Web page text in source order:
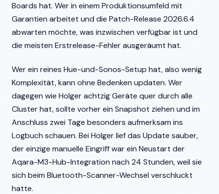
Boards hat. Wer in einem Produktionsumfeld mit
Garantien arbeitet und die Patch-Release 2026.6.4
abwarten möchte, was inzwischen verfügbar ist und
die meisten Erstrelease-Fehler ausgeräumt hat.
Wer ein reines Hue-und-Sonos-Setup hat, also wenig
Komplexität, kann ohne Bedenken updaten. Wer
dagegen wie Holger achtzig Geräte quer durch alle
Cluster hat, sollte vorher ein Snapshot ziehen und im
Anschluss zwei Tage besonders aufmerksam ins
Logbuch schauen. Bei Holger lief das Update sauber,
der einzige manuelle Eingriff war ein Neustart der
Aqara-M3-Hub-Integration nach 24 Stunden, weil sie
sich beim Bluetooth-Scanner-Wechsel verschluckt
hatte.